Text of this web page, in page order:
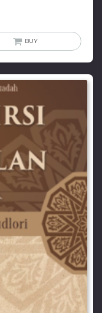
BUY